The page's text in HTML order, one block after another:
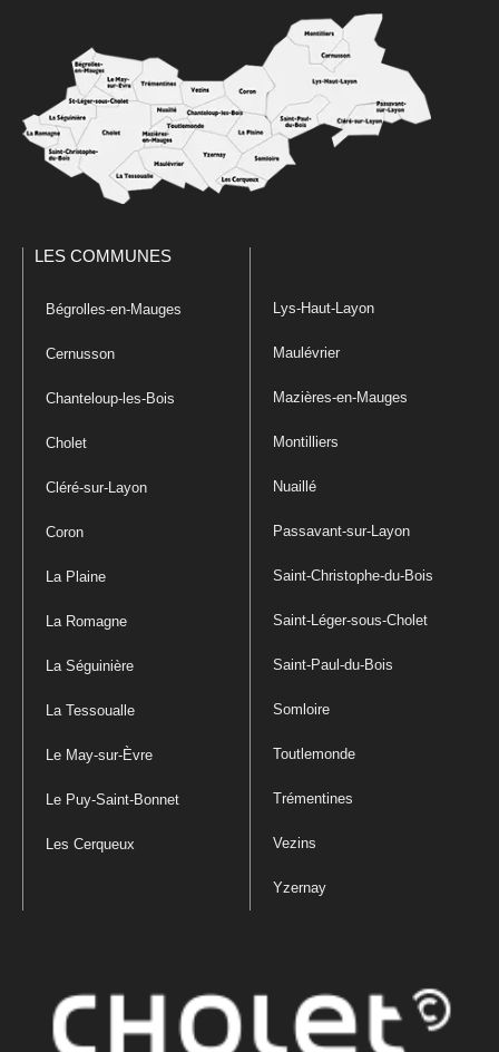
LES COMMUNES
Bégrolles-en-Mauges
Cernusson
Chanteloup-les-Bois
Cholet
Cléré-sur-Layon
Coron
La Plaine
La Romagne
La Séguinière
La Tessoualle
Le May-sur-Èvre
Le Puy-Saint-Bonnet
Les Cerqueux
Lys-Haut-Layon
Maulévrier
Mazières-en-Mauges
Montilliers
Nuaillé
Passavant-sur-Layon
Saint-Christophe-du-Bois
Saint-Léger-sous-Cholet
Saint-Paul-du-Bois
Somloire
Toutlemonde
Trémentines
Vezins
Yzernay